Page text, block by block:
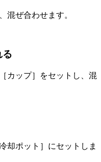
混ぜ合わせます。
る
カップ］をセットし、混
却ポット］にセットしま